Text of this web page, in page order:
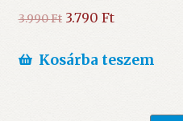
3.990Ft Original
was:
3.790 FtCurrent
is:
Kosárba teszem